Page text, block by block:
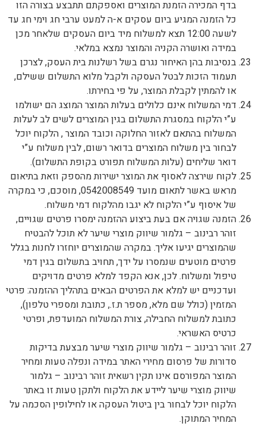
בדף המכירה הזמנת המוצרים ואספקתם תתבצע בצורה הזו
כל הזמנה המגיע ביום עסקים א-ה למעט ערבי חג וימי חג עד
לשעה 12:00 תצא למשלוח מיד ביום העסקים שלאחר מכן
במידה ואושרה הקניה והמוצר נמצא במלאי.
בנסיבות בהן האיחור נגרם בשל רשלנות בית העסק, לצרכן
תעמוד הזכות לבטל העסקה ולקבל מלוא התשלום ששילם,
או להמתין לקבלת המוצר, על פי בחירתו.
דמי המשלוח אינם כלולים בעלות המוצר המוצג הם ישולמו
ע”י הלקוח במסגרת התשלום בגין המוצרים לשים לב לעלות
המשלוח בהתאם לאזור החלוקה וכובד המוצר , הלקוח יוכל
לבחור בין משלוח המוצרים בדואר רשום, לבין משלוח ע”י
דואר שליחים (עלות המשלוח תפורט בקופת התשלום).
לקוח שירצה לאסוף את המוצר ישירות מהספק וזאת בתיאום
מראש באשר לתאום מועד 0542008549, מוסכם, כי במקרה
של איסוף ע”י הלקוח לא יגבו מהלקוח דמי משלוח.
הזמנה שגויה אם בעת ביצוע ההזמנה ימסרו פרטים שגויים,
זוהר רבינוב – גלמור שיווק מוצרי שיער לא תוכל להבטיח
שהמוצרים יגיעו אליך. במקרה שהמוצרים יוחזרו לחנות בגלל
פרטים מוטעים שנמסרו על ידך, תחויב בתשלום בגין דמי
טיפול ומשלוח. לכן, אנא הקפד למלא פרטים מדויקים
ועדכניים יש למלא את הפרטים הבאים בתהליך ההזמנה: פרטי
המזמין (כולל שם מלא, מספר ת.ז., כתובת ומספרי טלפון),
כתובת למשלוח החבילה, צורת המשלוח המועדפת, ופרטי
כרטיס האשראי.
זוהר רבינוב – גלמור שיווק מוצרי שיער מבצעת בדיקות
סדורות של פרסום מחירי האתר במידה ונפלה טעות ומחיר
המוצר המפורסם אינו תקין רשאית זוהר רבינוב – גלמור
שיווק מוצרי שיער ליידע את הלקוח ולתקן טעות זו באתר
הלקוח יוכל לבחור בין ביטול העסקה או לחילופין הסכמה על
המחיר המתוקן.